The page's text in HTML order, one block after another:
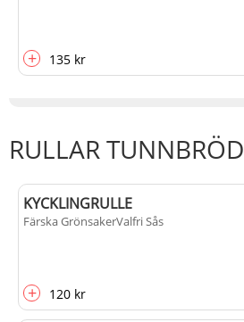
+ 135 kr
RULLAR TUNNBRÖD
KYCKLINGRULLE
Färska GrönsakerValfri Sås
+ 120 kr